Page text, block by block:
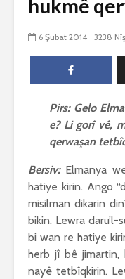
hukmê
6 Şubat 2014 3238
Pirs: Gelo
e? Li gorî vê,
qerwaşan
Bersiv:Elmanya
hatiye kirin. Ango
misilman dikarin
bikin. Lewra
bi wan re hatiye
herb jî bê jimartin,
nayê tetbîqkirin.
2554
Him
Gelo
her
e?
3077